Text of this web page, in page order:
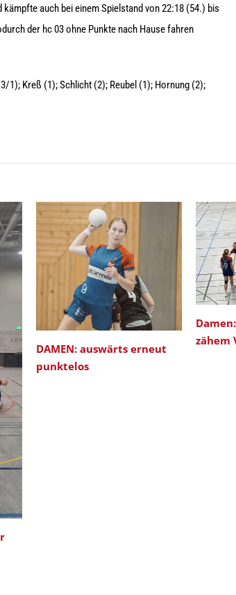
auch bei einem Spielstand von 22:18 (54.) bis
der hc 03 ohne Punkte nach Hause fahren
1); Kreß (1); Schlicht (2); Reubel (1); Hornung (2);
DAMEN: auswärts erneut
punktelos
zähem